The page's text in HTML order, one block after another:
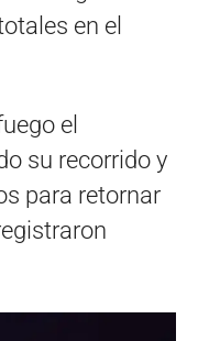
en el
el
su recorrido y
para retornar